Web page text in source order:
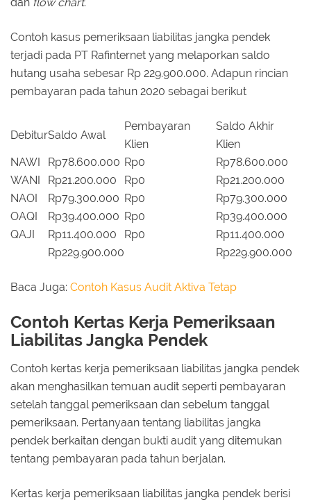
dan flow chart.
Contoh kasus pemeriksaan liabilitas jangka pendek
terjadi pada PT Rafinternet yang melaporkan saldo
hutang usaha sebesar Rp 229.900.000. Adapun rincian
pembayaran pada tahun 2020 sebagai berikut
DebiturSaldo Awal
Pembayaran
Klien
Saldo Akhir
Klien
NAWI
Rp78.600.000 Rp0
Rp78.600.000
WANI
Rp21.200.000 Rp0
Rp21.200.000
NAOI
Rp79.300.000 Rp0
Rp79.300.000
OAQI
Rp39.400.000 Rp0
Rp39.400.000
QAJI
Rp11.400.000 Rp0
Rp11.400.000
Rp229.900.000
Rp229.900.000
Baca Juga: Contoh Kasus Audit Aktiva Tetap
Contoh Kertas Kerja Pemeriksaan
Liabilitas Jangka Pendek
Contoh kertas kerja pemeriksaan liabilitas jangka pendek
akan menghasilkan temuan audit seperti pembayaran
setelah tanggal pemeriksaan dan sebelum tanggal
pemeriksaan. Pertanyaan tentang liabilitas jangka
pendek berkaitan dengan bukti audit yang ditemukan
tentang pembayaran pada tahun berjalan.
Kertas kerja pemeriksaan liabilitas jangka pendek berisi